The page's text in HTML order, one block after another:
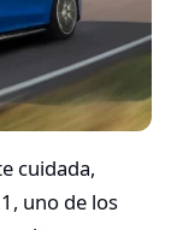
cuidada,
uno de los